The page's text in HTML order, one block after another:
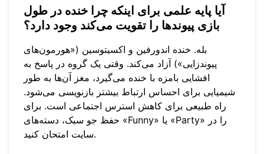
آیا پایه علمی برای اینکه چرا خنده در طول
بازی پیوندها را تقویت می‌کند وجود دارد؟
بله. خنده اندورفین و اکسیتوسین («هورمون‌های
پیوندزایی») آزاد می‌کند. وقتی یک گروه در پاسخ به
افشایی بامزه با خنده می‌گیرد، مغز آن‌ها به طور
شیمیایی برای احساس ارتباط بیشتر بازنویسی می‌شود.
راه طبیعی برای کاهش استرس اجتماعی است. برای
حفظ جو سبک، دسته‌های «Funny» یا «Party» را در
سایت امتحان کنید.